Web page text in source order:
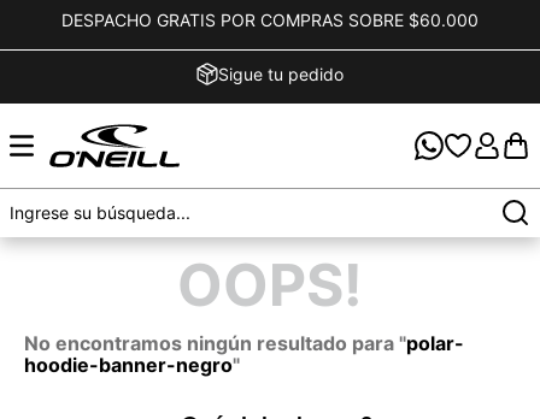
DESPACHO GRATIS POR COMPRAS SOBRE $60.000
Sigue tu pedido
OOPS!
No encontramos ningún resultado para "polar-
hoodie-banner-negro"